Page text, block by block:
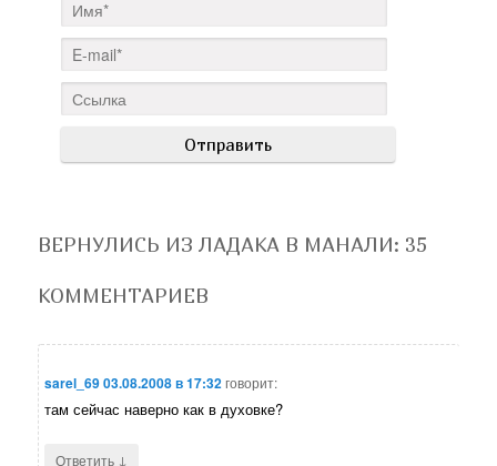
ВЕРНУЛИСЬ ИЗ ЛАДАКА В МАНАЛИ: 35
КОММЕНТАРИЕВ
sarel_6903.08.2008 в 17:32говорит:
там сейчас наверно как в духовке?
Ответить ↓